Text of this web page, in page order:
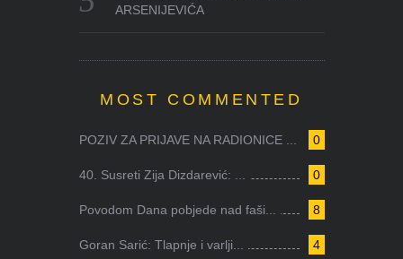
ARSENIJEVIĆA
MOST COMMENTED
0
POZIV ZA PRIJAVE NA RADIONICE ...
0
40. Susreti Zija Dizdarević: ...
8
Povodom Dana pobjede nad faši...
4
Goran Sarić: Tlapnje i varlji...